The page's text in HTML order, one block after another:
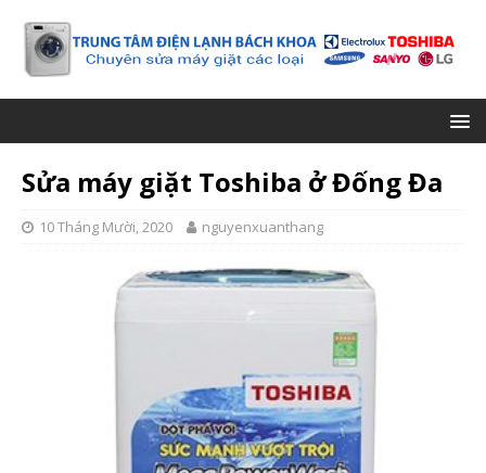
Sửa máy giặt Toshiba ở Đống Đa
10 Tháng Mười, 2020 nguyenxuanthang